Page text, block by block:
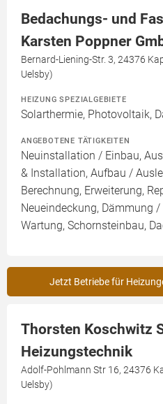
Bedachungs- und
Karsten Poppner
Bernard-Liening-Str. 3, 24376
Uelsby)
HEIZUNG SPEZIALGEBIETE
Solarthermie, Photovoltaik,
ANGEBOTENE TÄTIGKEITEN
Neuinstallation / Einbau,
& Installation, Aufbau /
Berechnung, Erweiterung,
Neueindeckung, Dämmung
Wartung, Schornsteinbau,
Jetzt Betriebe für
Thorsten Koschwitz
Heizungstechnik
Adolf-Pohlmann Str 16, 24376
Uelsby)